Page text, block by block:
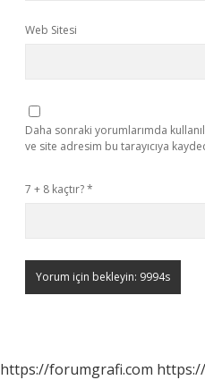
Web Sitesi
Daha sonraki yorumlarımda
ve site adresim bu tarayıcıya
7 + 8 kaçtır?*
https://forumgrafi.com